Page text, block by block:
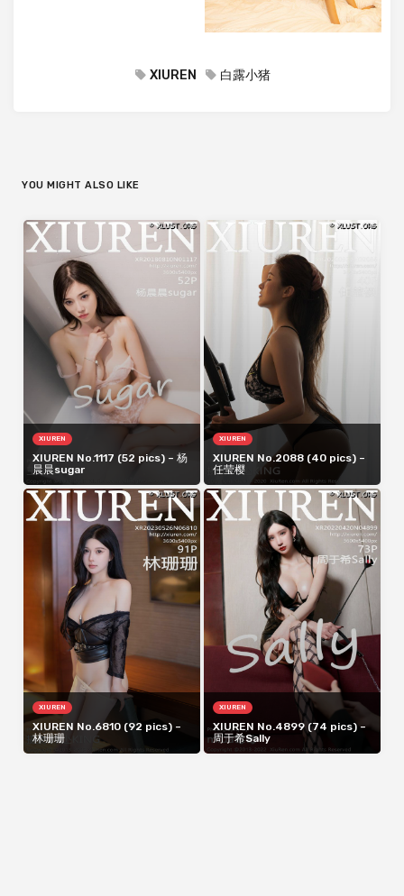
XIUREN 白露小猪
YOU MIGHT ALSO LIKE
XIUREN
XIUREN No.1117 (52 pics) – 杨
晨晨sugar
XIUREN
XIUREN No.2088 (40 pics) –
任莹樱
XIUREN
XIUREN No.6810 (92 pics) –
林珊珊
XIUREN
XIUREN No.4899 (74 pics) –
周于希Sally